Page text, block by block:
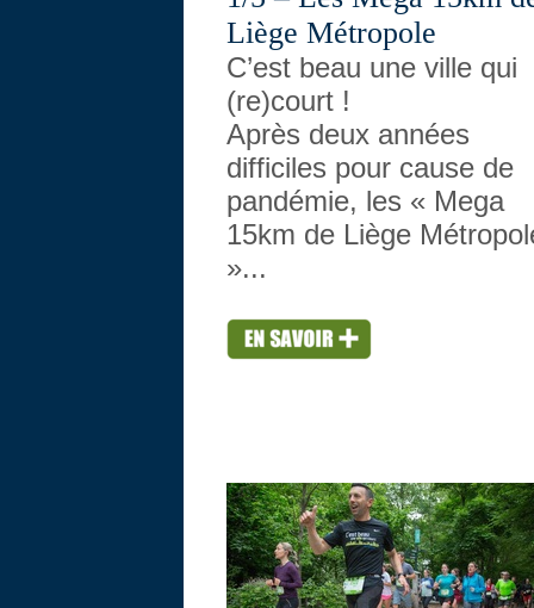
Liège Métropole
C’est beau une ville qui
(re)court !
Après deux années
difficiles pour cause de
pandémie, les « Mega
15km de Liège
»...